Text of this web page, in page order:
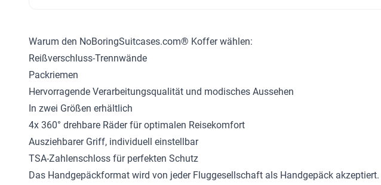
Warum den NoBoringSuitcases.com® Koffer wählen:
Reißverschluss-Trennwände
Packriemen
Hervorragende Verarbeitungsqualität und modisches Aussehen
In zwei Größen erhältlich
4x 360° drehbare Räder für optimalen Reisekomfort
Ausziehbarer Griff, individuell einstellbar
TSA-Zahlenschloss für perfekten Schutz
Das Handgepäckformat wird von jeder Fluggesellschaft als Handgepäck akzeptiert.